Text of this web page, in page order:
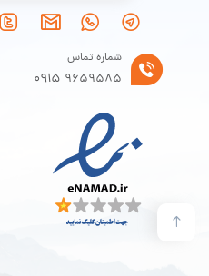
پایه شارژر 1 عدد
آداپتور برق 1 عدد
کیت بیت، 1 مجموعه
شماره تماس
0915 9659585